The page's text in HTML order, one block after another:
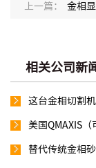
上一篇： 金相
相关公司新
这台金相切割
替代传统金相